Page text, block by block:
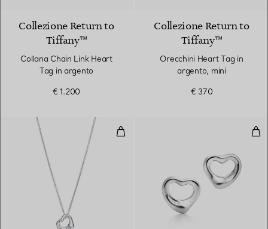
Collezione Return to
Tiffany™
Collana Chain Link Heart
Tag in argento
€ 1.200
Collezione Return to
Tiffany™
Orecchini Heart Tag in
argento, mini
€ 370
Pendente Open Heart in